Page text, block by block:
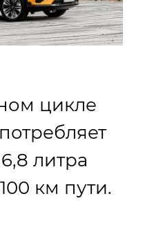
цикле
литра
км пути.